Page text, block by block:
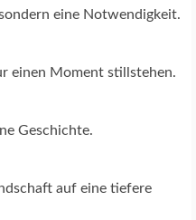
eine Notwendigkeit.
einen Moment stillstehen.
Geschichte.
auf eine tiefere